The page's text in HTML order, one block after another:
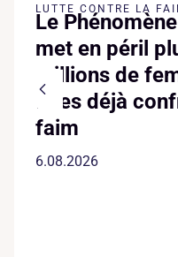
LUTTE CONTRE LA
Le
met en péril
millions de
filles déjà
faim
6.08.2026